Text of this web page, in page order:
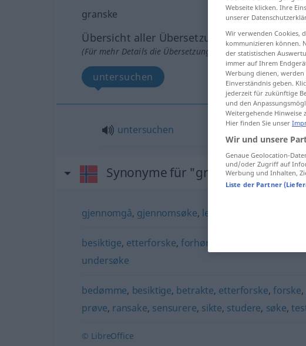
granske
Übersicht aller Übersetzungen
(Für mehr Details die Übersetzung anklicken/antippen)
untersuchen
untersuchen
Synonyme für "granske"
gjennomgå, gjennomsøke, lete
besiktige, etterforske, forhøre
undersøke
bedømme, besiktige, betrakte, etterforske, forske,
prøve, ransake, sensurere, sikte, studere, søke,
© LibreOffice
Webseite klicken. Ihre
unserer
Wir verwenden Cookies,
kommunizieren können.
der statistischen
immer auf Ihrem
Werbung dienen,
Einverständnis geben.
jederzeit für zukünftige
und den
Weitergehende Hinweise
Hier finden Sie unser
Wir und unsere
Genaue Geolocation-
und/oder Zugriff auf
Werbung und Inhalten,
Liste der Partner